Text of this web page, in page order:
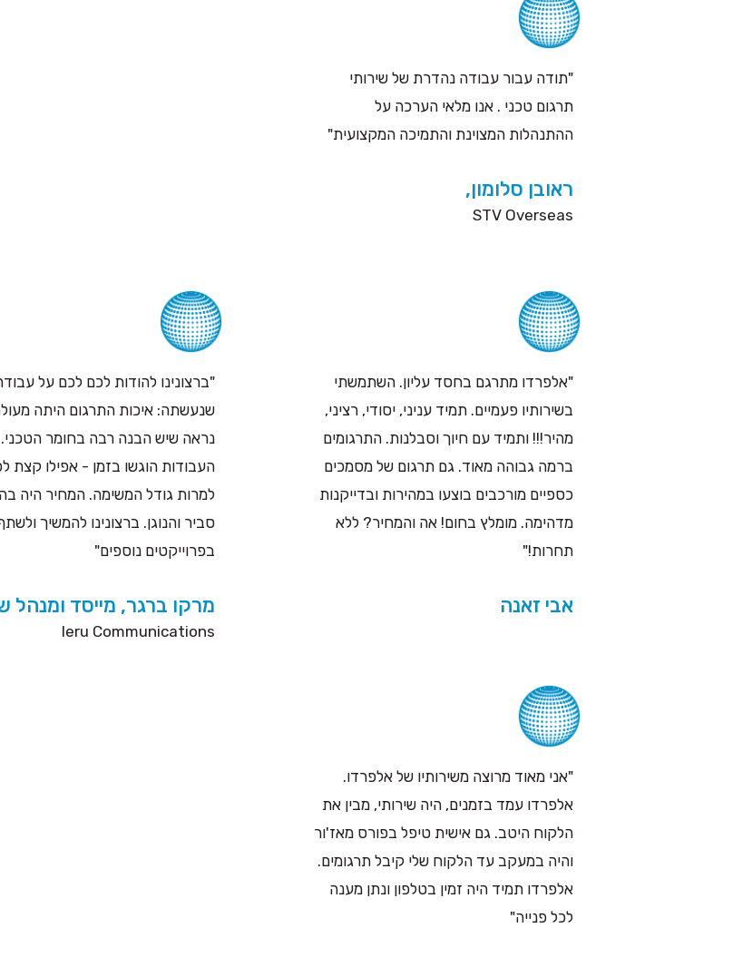
"תודה עבור עבודה נהדרת של שירותי
תרגום טכני . אנו מלאי הערכה על
ההתנהלות המצוינת והתמיכה המקצועית"
ראובן סלומון,
STV Overseas
"ברצונינו להודות לכם לכם על
שנעשתה: איכות התרגום היתה
נראה שיש הבנה רבה בחומר הטכני.
העבודות הוגשו בזמן - אפילו קצת
למרות גודל המשימה. המחיר היה
סביר והנוגן. ברצונינו להמשיך
בפרוייקטים נוספים"
מרקו ברגר, מייסד ומנהל
Ieru Communications
"אלפרדו מתרגם בחסד עליון. השתמשתי
בשירותיו פעמיים. תמיד עניני, יסודי, רציני,
מהיר!!! ותמיד עם חיוך וסבלנות. התרגומים
ברמה גבוהה מאוד. גם תרגום של מסמכים
כספיים מורכבים בוצעו במהירות ובדייקנות
מדהימה. מומלץ בחום! אה והמחיר? ללא
תחרות!"
אבי זאנה
"אני מאוד מרוצה משירותיו של אלפרדו.
אלפרדו עמד בזמנים, היה שירותי, מבין את
הלקוח היטב. גם אישית טיפל בפורס מאז'ור
והיה במעקב עד הלקוח שלי קיבל תרגומים.
אלפרדו תמיד היה זמין בטלפון ונתן מענה
לכל פנייה"